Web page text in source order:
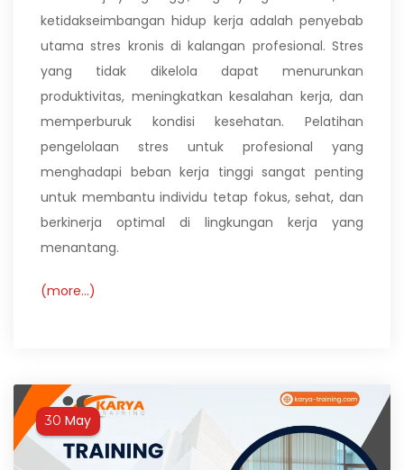
ketidakseimbangan hidup kerja adalah penyebab
utama stres kronis di kalangan profesional. Stres
yang tidak dikelola dapat menurunkan
produktivitas, meningkatkan kesalahan kerja, dan
memperburuk kondisi kesehatan. Pelatihan
pengelolaan stres untuk profesional yang
menghadapi beban kerja tinggi sangat penting
untuk membantu individu tetap fokus, sehat, dan
berkinerja optimal di lingkungan kerja yang
menantang.
(more…)
30 May